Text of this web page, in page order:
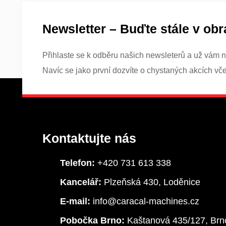
Newsletter – Buďte stále v
Přihlaste se k odběru našich newsleterů a už vám
Navíc se jako první dozvíte o chystaných akcích
Kontaktujte nás
Telefon: +420 731 613 338
Kancelář: Plzeňská 430, Loděnice
E-mail: info@caracal-machines.cz
Pobočka Brno: Kaštanová 435/127,